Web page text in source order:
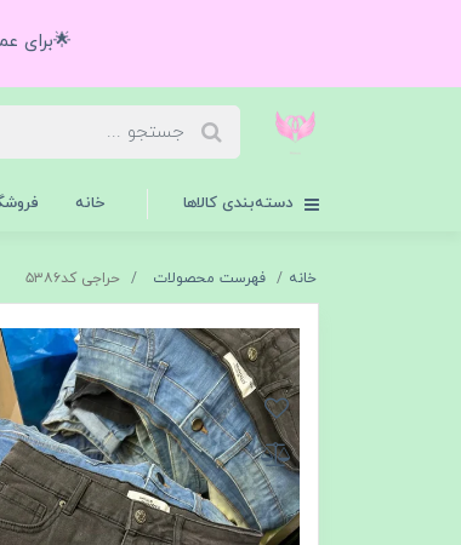
🌟برای
دسته‌بندی کالاها خانه
خانه فهرست محصولات حراجی کد۵۳۸۶